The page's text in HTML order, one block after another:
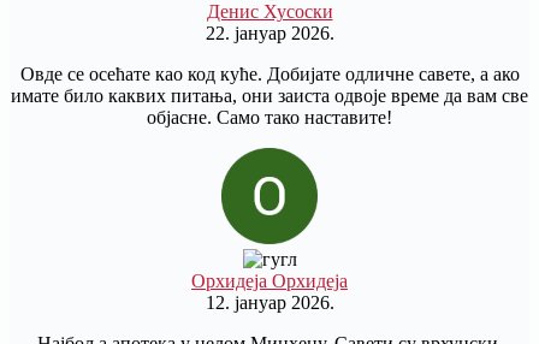
Денис Хусоски
22. јануар 2026.
Овде се осећате као код куће. Добијате одличне савете, а ако
имате било каквих питања, они заиста одвоје време да вам све
објасне. Само тако наставите!
Орхидеја Орхидеја
12. јануар 2026.